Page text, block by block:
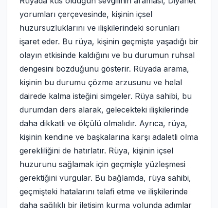
yorumları çerçevesinde, kişinin içsel
huzursuzluklarını ve ilişkilerindeki sorunları
işaret eder. Bu rüya, kişinin geçmişte yaşadığı bir
olayın etkisinde kaldığını ve bu durumun ruhsal
dengesini bozduğunu gösterir. Rüyada arama,
kişinin bu durumu çözme arzusunu ve helal
dairede kalma isteğini simgeler. Rüya sahibi, bu
durumdan ders alarak, gelecekteki ilişkilerinde
daha dikkatli ve ölçülü olmalıdır. Ayrıca, rüya,
kişinin kendine ve başkalarına karşı adaletli olma
gerekliliğini de hatırlatır. Rüya, kişinin içsel
huzurunu sağlamak için geçmişle yüzleşmesi
gerektiğini vurgular. Bu bağlamda, rüya sahibi,
geçmişteki hatalarını telafi etme ve ilişkilerinde
daha sağlıklı bir iletişim kurma yolunda adımlar